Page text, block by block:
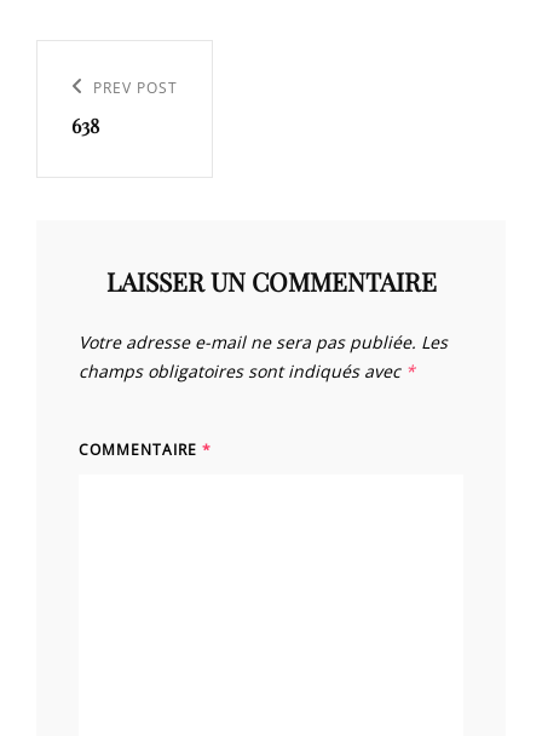
l’article
Previous
Post
PREV POST
638
LAISSER UN COMMENTAIRE
Votre adresse e-mail ne sera pas publiée. Les
champs obligatoires sont indiqués avec *
COMMENTAIRE *